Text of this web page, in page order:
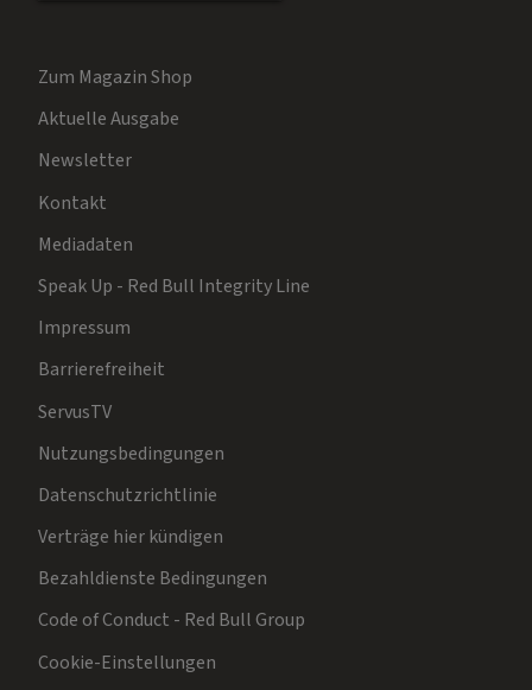
Zum Magazin Shop
Aktuelle Ausgabe
Newsletter
Kontakt
Mediadaten
Speak Up - Red Bull Integrity Line
Impressum
Barrierefreiheit
ServusTV
Nutzungsbedingungen
Datenschutzrichtlinie
Verträge hier kündigen
Bezahldienste Bedingungen
Code of Conduct - Red Bull Group
Cookie-Einstellungen